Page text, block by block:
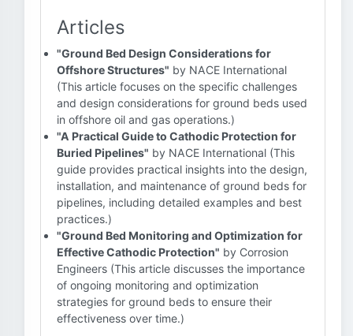
Articles
"Ground Bed Design Considerations for
Offshore Structures" by NACE International
(This article focuses on the specific challenges
and design considerations for ground beds used
in offshore oil and gas operations.)
"A Practical Guide to Cathodic Protection for
Buried Pipelines" by NACE International (This
guide provides practical insights into the design,
installation, and maintenance of ground beds for
pipelines, including detailed examples and best
practices.)
"Ground Bed Monitoring and Optimization for
Effective Cathodic Protection" by Corrosion
Engineers (This article discusses the importance
of ongoing monitoring and optimization
strategies for ground beds to ensure their
effectiveness over time.)